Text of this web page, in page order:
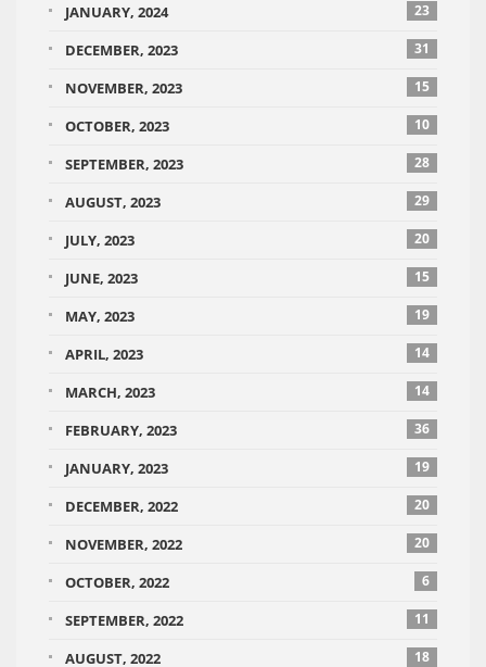
JANUARY, 2024 23
DECEMBER, 2023 31
NOVEMBER, 2023 15
OCTOBER, 2023 10
SEPTEMBER, 2023 28
AUGUST, 2023 29
JULY, 2023 20
JUNE, 2023 15
MAY, 2023 19
APRIL, 2023 14
MARCH, 2023 14
FEBRUARY, 2023 36
JANUARY, 2023 19
DECEMBER, 2022 20
NOVEMBER, 2022 20
OCTOBER, 2022 6
SEPTEMBER, 2022 11
AUGUST, 2022 18